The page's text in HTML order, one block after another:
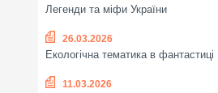
Легенди та міфи України
26.03.2026
Екологічна тематика в фантастиці
11.03.2026